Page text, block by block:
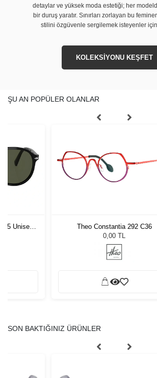
detaylar ve yüksek moda estetiği; her
bir duruş yaratır. Sınırları zorlayan bu
stilini özgüvenle sergilemek isteyenler
KOLEKSİYONU KEŞFET
ŞU AN POPÜLER OLANLAR
Unisex
Theo Constantia 292 C36
0,00 TL
SON BAKTIĞINIZ ÜRÜNLER